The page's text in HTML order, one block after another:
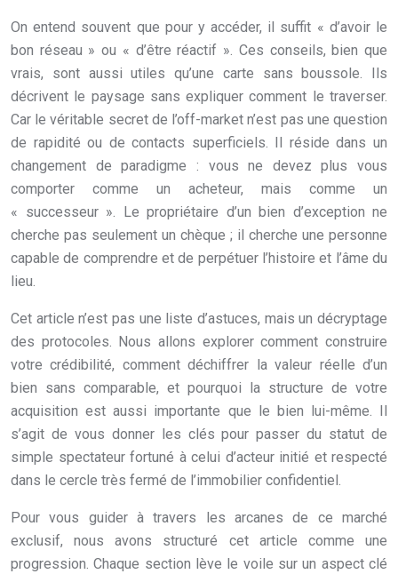
On entend souvent que pour y accéder, il suffit « d’avoir le
bon réseau » ou « d’être réactif ». Ces conseils, bien que
vrais, sont aussi utiles qu’une carte sans boussole. Ils
décrivent le paysage sans expliquer comment le traverser.
Car le véritable secret de l’off-market n’est pas une question
de rapidité ou de contacts superficiels. Il réside dans un
changement de paradigme : vous ne devez plus vous
comporter comme un acheteur, mais comme un
« successeur ». Le propriétaire d’un bien d’exception ne
cherche pas seulement un chèque ; il cherche une personne
capable de comprendre et de perpétuer l’histoire et l’âme du
lieu.
Cet article n’est pas une liste d’astuces, mais un décryptage
des protocoles. Nous allons explorer comment construire
votre crédibilité, comment déchiffrer la valeur réelle d’un
bien sans comparable, et pourquoi la structure de votre
acquisition est aussi importante que le bien lui-même. Il
s’agit de vous donner les clés pour passer du statut de
simple spectateur fortuné à celui d’acteur initié et respecté
dans le cercle très fermé de l’immobilier confidentiel.
Pour vous guider à travers les arcanes de ce marché
exclusif, nous avons structuré cet article comme une
progression. Chaque section lève le voile sur un aspect clé